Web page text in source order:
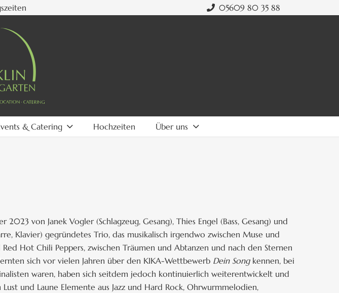
05609 80 35 88
& Catering Hochzeiten Über uns
2023 von Janek Vogler (Schlagzeug, Gesang), Thies Engel (Bass, Gesang) und
Klavier) gegründetes Trio, das musikalisch irgendwo zwischen Muse und
Hot Chili Peppers, zwischen Träumen und Abtanzen und nach den Sternen
sich vor vielen Jahren über den KIKA-Wettbewerb Dein Song kennen, bei
waren, haben sich seitdem jedoch kontinuierlich weiterentwickelt und
und Laune Elemente aus Jazz und Hard Rock, Ohrwurmmelodien,